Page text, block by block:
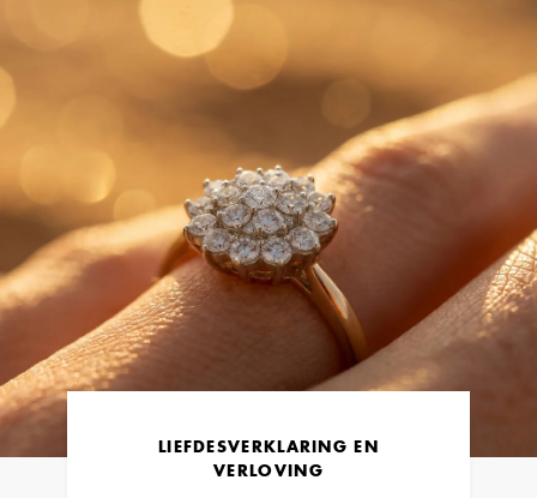
LIEFDESVERKLARING EN
VERLOVING